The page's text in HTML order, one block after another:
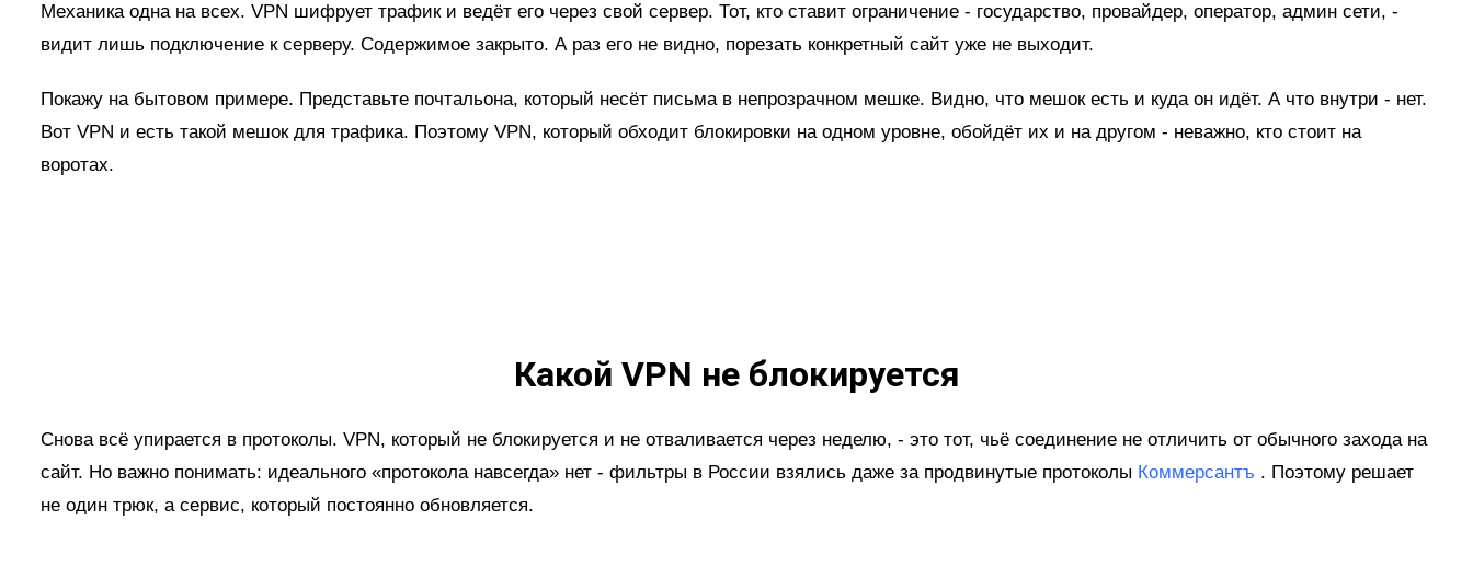
Механика одна на всех. VPN шифрует трафик и ведёт его через свой сервер. Тот, кто ставит ограничение - государство, провайдер, оператор, админ сети, -
видит лишь подключение к серверу. Содержимое закрыто. А раз его не видно, порезать конкретный сайт уже не выходит.
Покажу на бытовом примере. Представьте почтальона, который несёт письма в непрозрачном мешке. Видно, что мешок есть и куда он идёт. А что внутри - нет.
Вот VPN и есть такой мешок для трафика. Поэтому VPN, который обходит блокировки на одном уровне, обойдёт их и на другом - неважно, кто стоит на
воротах.
Какой VPN не блокируется
Снова всё упирается в протоколы. VPN, который не блокируется и не отваливается через неделю, - это тот, чьё соединение не отличить от обычного захода на
сайт. Но важно понимать: идеального «протокола навсегда» нет - фильтры в России взялись даже за продвинутые протоколы Коммерсантъ . Поэтому решает
не один трюк, а сервис, который постоянно обновляется.